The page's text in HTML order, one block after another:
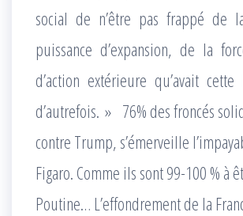
social de n’être pas frappé de
puissance d’expansion, de la
d’action extérieure qu’avait cette
d’autrefois. » 76% des froncés
contre Trump, s’émerveille
Figaro. Comme ils sont 99-100 % à
Poutine… L’effondrement de la